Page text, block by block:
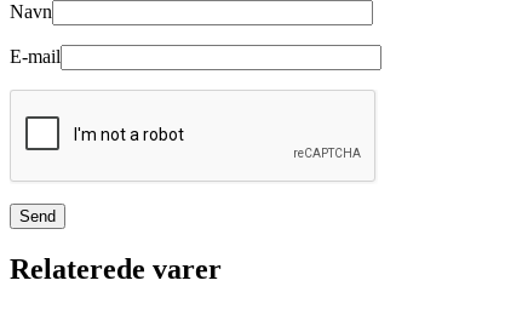
Navn
E-mail
Relaterede varer